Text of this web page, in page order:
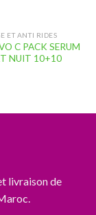
ET ANTI RIDES
C PACK SERUM
NUIT 10+10
livraison de